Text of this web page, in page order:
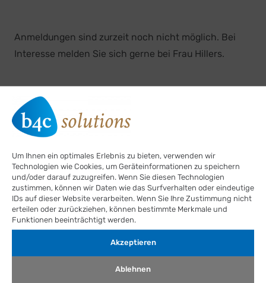
Um Ihnen ein optimales Erlebnis zu bieten, verwenden wir
Technologien wie Cookies, um Geräteinformationen zu speichern
und/oder darauf zuzugreifen. Wenn Sie diesen Technologien
zustimmen, können wir Daten wie das Surfverhalten oder eindeutige
IDs auf dieser Website verarbeiten. Wenn Sie Ihre Zustimmung nicht
erteilen oder zurückziehen, können bestimmte Merkmale und
Funktionen beeinträchtigt werden.
Akzeptieren
Ablehnen
Anmeldungen sind zurzeit noch nicht möglich. Bei
Interesse melden Sie sich gerne bei Frau Hillers.
Aktuelle Termine
11.-12.09.2026
WAPPA Basiskurs Kinder-Pneumologie in Köln